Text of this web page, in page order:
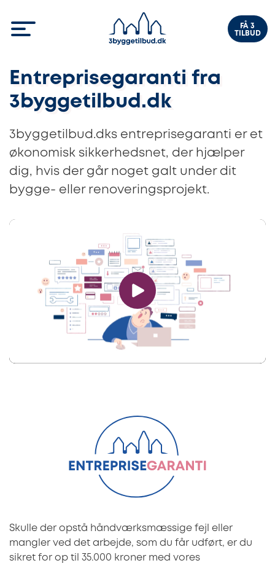
FÅ 3
TILBUD
Entreprisegaranti fra
3byggetilbud.dk
3byggetilbud.dks entreprisegaranti er et
økonomisk sikkerhedsnet, der hjælper
dig, hvis der går noget galt under dit
bygge- eller renoveringsprojekt.
Skulle der opstå håndværksmæssige fejl eller
mangler ved det arbejde, som du får udført, er du
sikret for op til 35.000 kroner med vores